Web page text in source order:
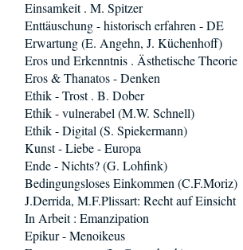
Einsamkeit . M. Spitzer
Enttäuschung - historisch erfahren - DE
Erwartung (E. Angehn, J. Küchenhoff)
Eros und Erkenntnis . Ästhetische Theorie
Eros & Thanatos - Denken
Ethik - Trost . B. Dober
Ethik - vulnerabel (M.W. Schnell)
Ethik - Digital (S. Spiekermann)
Kunst - Liebe - Europa
Ende - Nichts? (G. Lohfink)
Bedingungsloses Einkommen (C.F.Moriz)
J.Derrida, M.F.Plissart: Recht auf Einsicht
In Arbeit : Emanzipation
Epikur - Menoikeus